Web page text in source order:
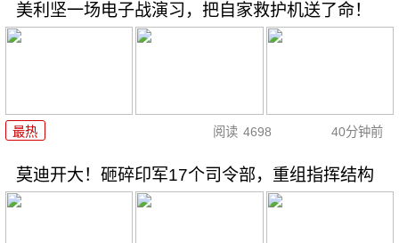
美利坚一场电子战演习，把自家救护机送了命！
最热 阅读 4698 40分钟前
莫迪开大！砸碎印军17个司令部，重组指挥结构